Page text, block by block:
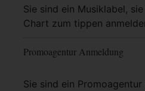
Sie sind ein Musiklabel,
Chart zum tippen
Promoagentur Anmeldung
Sie sind ein
Mehr Info